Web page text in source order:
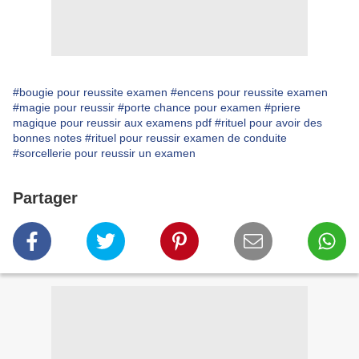
#bougie pour reussite examen #encens pour reussite examen
#magie pour reussir #porte chance pour examen #priere
magique pour reussir aux examens pdf #rituel pour avoir des
bonnes notes #rituel pour reussir examen de conduite
#sorcellerie pour reussir un examen
Partager